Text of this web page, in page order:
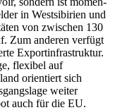
in Westsibirien und
von zwischen 130
Zum anderen verfügt
Exportinfrastruktur.
flexibel auf
orientiert sich
weiter
auch für die EU.